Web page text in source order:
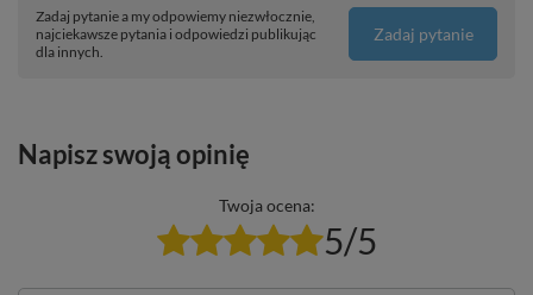
Zadaj pytanie a my odpowiemy niezwłocznie,
najciekawsze pytania i odpowiedzi publikując
dla innych.
Zadaj pytanie
Napisz swoją opinię
Twoja ocena:
5/5